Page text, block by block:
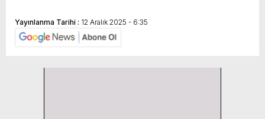
Yayınlanma Tarihi : 12 Aralık 2025 - 6:35